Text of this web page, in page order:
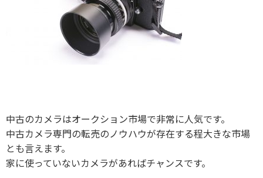
中古のカメラはオークション市場で非常に人気です。
中古カメラ専門の転売のノウハウが存在する程大きな市場
とも言えます。
家に使っていないカメラがあればチャンスです。